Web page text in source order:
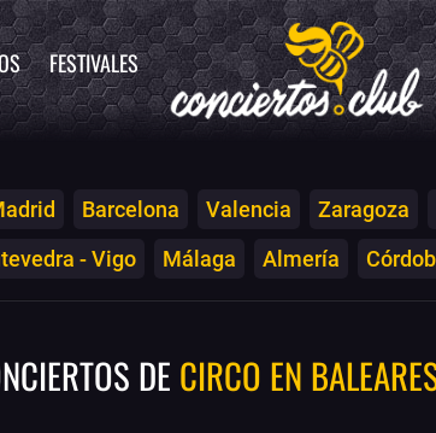
FESTIVALES
Barcelona Valencia Zaragoza
- Vigo Málaga Almería
DE CIRCO EN